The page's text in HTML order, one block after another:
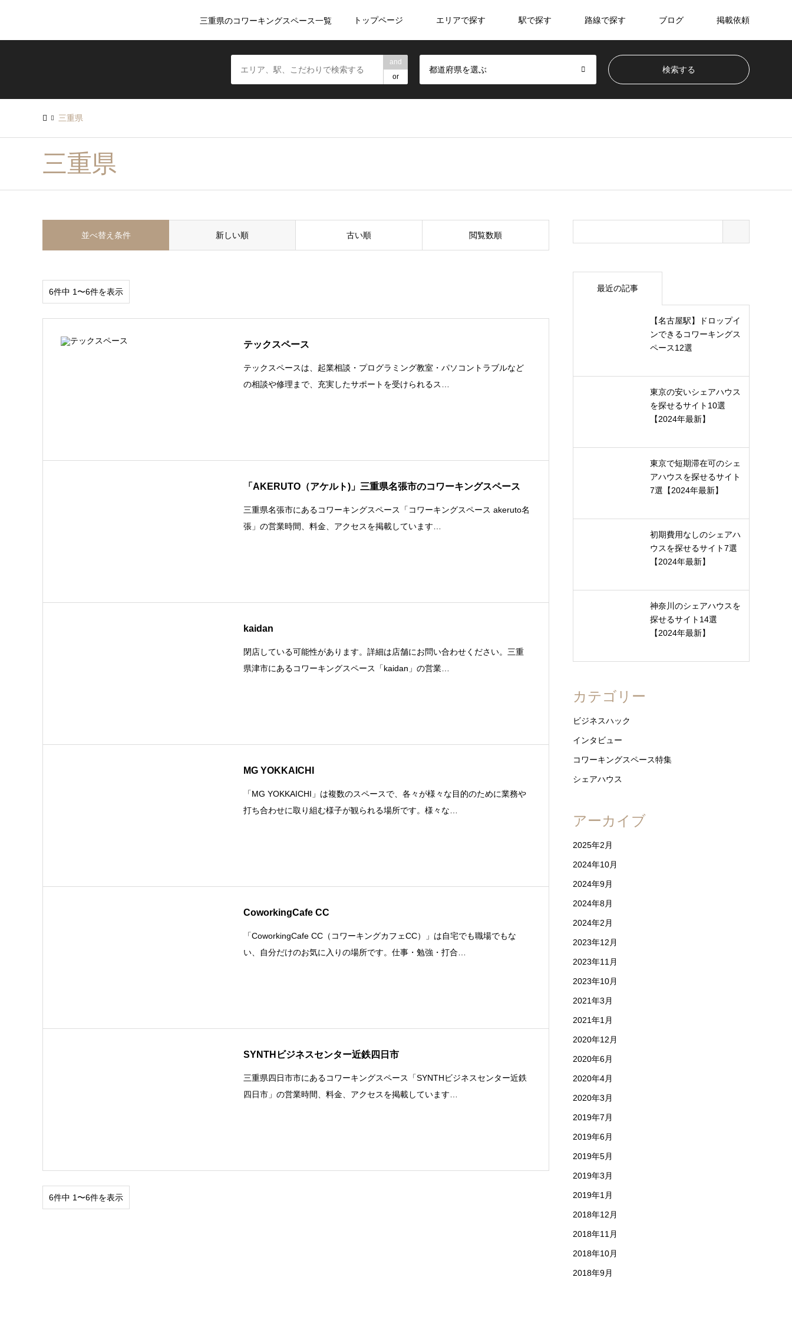
三重県のコワーキングスペース一覧 トップページ エリアで探す 駅で探す 路線で探す ブログ 掲載依頼
and
or
都道府県を選ぶ
三重県
三重県
並べ替え条件 新しい順 古い順 閲覧数順
6件中 1〜6件を表示
テックスペース
テックスペースは、起業相談・プログラミング教室・パソコントラブルなど
の相談や修理まで、充実したサポートを受けられるス…
「AKERUTO（アケルト)」三重県名張市のコワーキングスペース
三重県名張市にあるコワーキングスペース「コワーキングスペース akeruto名
張」の営業時間、料金、アクセスを掲載しています…
kaidan
閉店している可能性があります。詳細は店舗にお問い合わせください。三重
県津市にあるコワーキングスペース「kaidan」の営業…
MG YOKKAICHI
「MG YOKKAICHI」は複数のスペースで、各々が様々な目的のために業務や
打ち合わせに取り組む様子が観られる場所です。様々な…
CoworkingCafe CC
「CoworkingCafe CC（コワーキングカフェCC）」は自宅でも職場でもな
い、自分だけのお気に入りの場所です。仕事・勉強・打合…
SYNTHビジネスセンター近鉄四日市
三重県四日市市にあるコワーキングスペース「SYNTHビジネスセンター近鉄
四日市」の営業時間、料金、アクセスを掲載しています…
6件中 1〜6件を表示
最近の記事
【名古屋駅】ドロップイ
ンできるコワーキングス
ペース12選
東京の安いシェアハウス
を探せるサイト10選
【2024年最新】
東京で短期滞在可のシェ
アハウスを探せるサイト
7選【2024年最新】
初期費用なしのシェアハ
ウスを探せるサイト7選
【2024年最新】
神奈川のシェアハウスを
探せるサイト14選
【2024年最新】
カテゴリー
ビジネスハック
インタビュー
コワーキングスペース特集
シェアハウス
アーカイブ
2025年2月
2024年10月
2024年9月
2024年8月
2024年2月
2023年12月
2023年11月
2023年10月
2021年3月
2021年1月
2020年12月
2020年6月
2020年4月
2020年3月
2019年7月
2019年6月
2019年5月
2019年3月
2019年1月
2018年12月
2018年11月
2018年10月
2018年9月